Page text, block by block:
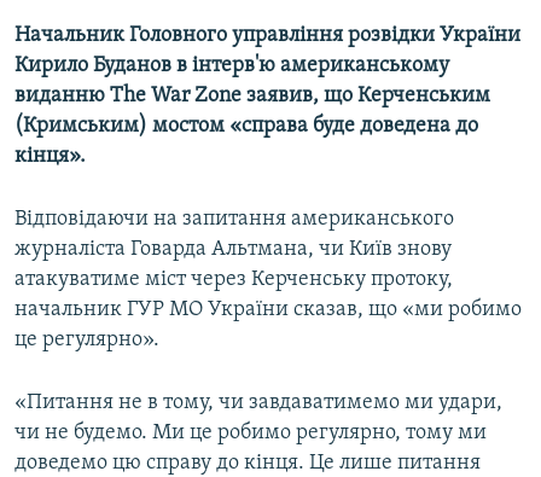
Усі сайти RFE/RL
Начальник Головного управління розвідки України
Кирило Буданов в інтерв'ю американському
виданню The War Zone заявив, що Керченським
(Кримським) мостом «справа буде доведена до
кінця».
Відповідаючи на запитання американського
журналіста Говарда Альтмана, чи Київ знову
атакуватиме міст через Керченську протоку,
начальник ГУР МО України сказав, що «ми робимо
це регулярно».
«Питання не в тому, чи завдаватимемо ми удари,
чи не будемо. Ми це робимо регулярно, тому ми
доведемо цю справу до кінця. Це лише питання